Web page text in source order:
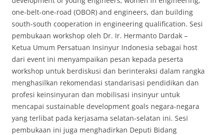
one-belt-one-road (OBOR) and engineers, dan building
south-south cooperation in engineering qualification. Sesi
pembukaan workshop oleh Dr. Ir. Hermanto Dardak –
Ketua Umum Persatuan Insinyur Indonesia sebagai host
dari event ini menyampaikan pesan kepada peserta
workshop untuk berdiskusi dan berinteraksi dalam rangka
menghasilkan rekomendasi standarisasi pendidikan dan
profesi keinsinyuran dan mobilisasi insinyur untuk
mencapai sustainable development goals negara-negara
yang terlibat pada kerjasama selatan-selatan ini. Sesi
pembukaan ini juga menghadirkan Deputi Bidang